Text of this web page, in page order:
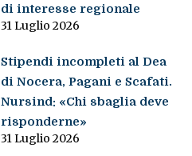
di interesse regionale
31 Luglio 2026
Stipendi incompleti al Dea
di Nocera, Pagani e Scafati.
Nursind: «Chi sbaglia deve
risponderne»
31 Luglio 2026